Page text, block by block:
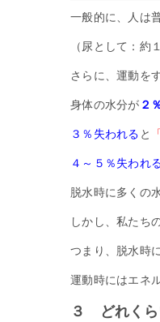
一般的に、人は
（尿として：約
さらに、運動を
身体の水分が ２
３％失われる と
４～５％失われ
脱水時に多くの
しかし、私たち
つまり、脱水時
運動時にはエネ
３ どれくら